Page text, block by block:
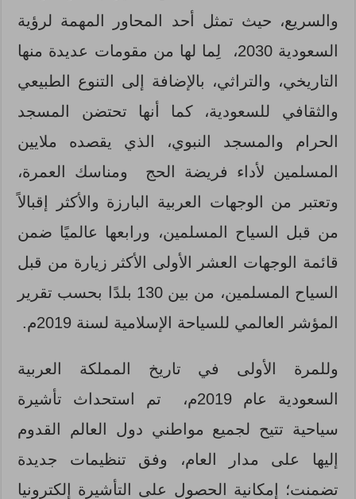
والسريع، حيث تمثل أحد المحاور المهمة لرؤية
السعودية 2030، لِما لها من مقومات عديدة منها
التاريخي، والتراثي، بالإضافة إلى التنوع الطبيعي
والثقافي للسعودية، كما أنها تحتضن المسجد
الحرام والمسجد النبوي، الذي يقصده ملايين
المسلمين لأداء فريضة الحج ومناسك العمرة،
وتعتبر من الوجهات العربية البارزة والأكثر إقبالاً
من قبل السياح المسلمين، ورابعها عالميًا ضمن
قائمة الوجهات العشر الأولى الأكثر زيارة من قبل
السياح المسلمين، من بين 130 بلدًا بحسب تقرير
المؤشر العالمي للسياحة الإسلامية لسنة 2019م.
وللمرة الأولى في تاريخ المملكة العربية
السعودية عام 2019م، تم استحداث تأشيرة
سياحية تتيح لجميع مواطني دول العالم القدوم
إليها على مدار العام، وفق تنظيمات جديدة
تضمنت؛ إمكانية الحصول على التأشيرة إلكترونيا